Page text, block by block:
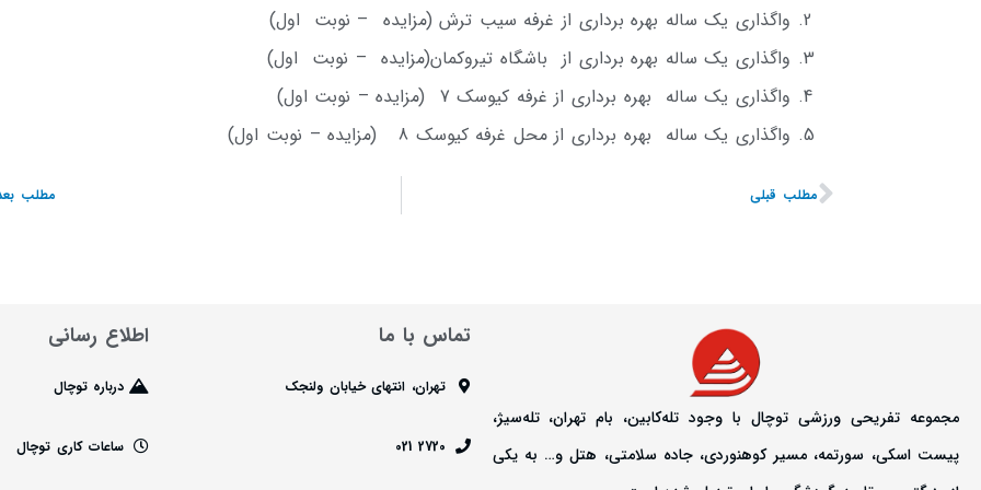
واگذاری یک ساله بهره برداری از غرفه سیب ترش (مزایده – نوبت اول)
واگذاری یک ساله بهره برداری از باشگاه تیروکمان(مزایده – نوبت اول)
واگذاری یک ساله بهره برداری از غرفه کیوسک 7 (مزایده – نوبت اول)
واگذاری یک ساله بهره برداری از محل غرفه کیوسک 8 (مزایده – نوبت اول)
مطلب قبلی مطلب
مجموعه تفریحی ورزشی توچال با وجود تله‌کابین، بام تهران، تله‌سیژ،
پیست اسکی، سورتمه، مسیر کوهنوردی، جاده سلامتی، هتل و… به یکی
تماس با ما
تهران، انتهای خیابان ولنجک
2720 021
اطلاع رسانی
درباره توچال
ساعات کاری توچال